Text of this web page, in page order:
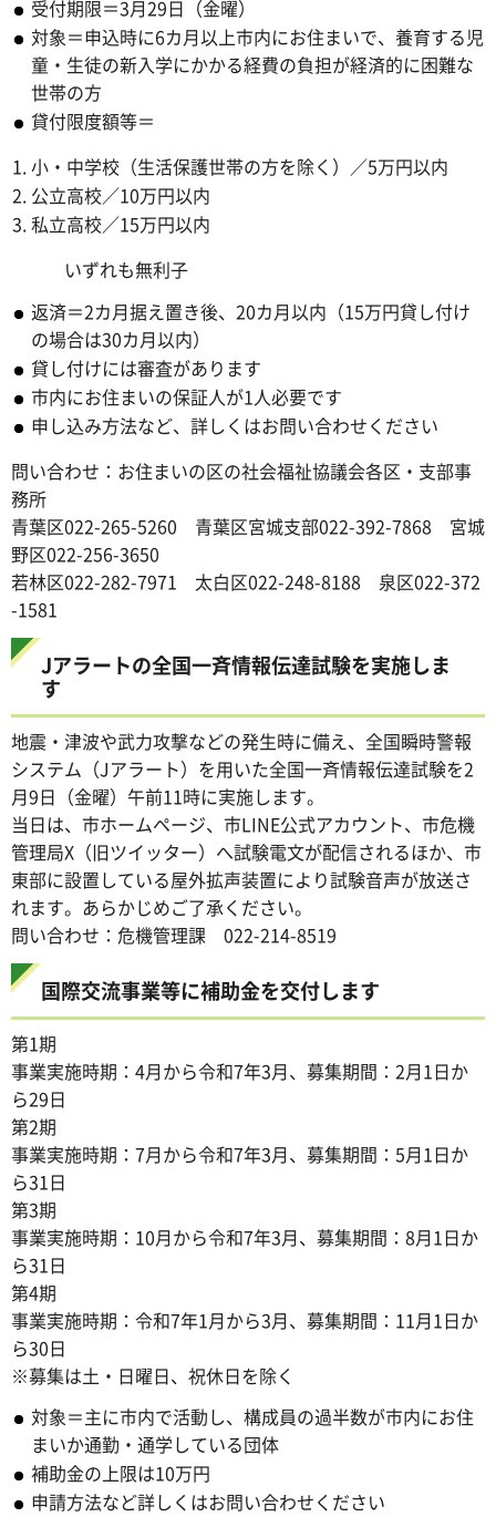
受付期限＝3月29日（金曜）
対象＝申込時に6カ月以上市内にお住まいで、養育する児
童・生徒の新入学にかかる経費の負担が経済的に困難な
世帯の方
貸付限度額等＝
小・中学校（生活保護世帯の方を除く）／5万円以内
公立高校／10万円以内
私立高校／15万円以内
いずれも無利子
返済＝2カ月据え置き後、20カ月以内（15万円貸し付け
の場合は30カ月以内）
貸し付けには審査があります
市内にお住まいの保証人が1人必要です
申し込み方法など、詳しくはお問い合わせください
問い合わせ：お住まいの区の社会福祉協議会各区・支部事
務所
青葉区022-265-5260 青葉区宮城支部022-392-7868 宮城
野区022-256-3650
若林区022-282-7971 太白区022-248-8188 泉区022-372
-1581
Jアラートの全国一斉情報伝達試験を実施しま
す
地震・津波や武力攻撃などの発生時に備え、全国瞬時警報
システム（Jアラート）を用いた全国一斉情報伝達試験を2
月9日（金曜）午前11時に実施します。
当日は、市ホームページ、市LINE公式アカウント、市危機
管理局X（旧ツイッター）へ試験電文が配信されるほか、市
東部に設置している屋外拡声装置により試験音声が放送さ
れます。あらかじめご了承ください。
問い合わせ：危機管理課 022-214-8519
国際交流事業等に補助金を交付します
第1期
事業実施時期：4月から令和7年3月、募集期間：2月1日か
ら29日
第2期
事業実施時期：7月から令和7年3月、募集期間：5月1日か
ら31日
第3期
事業実施時期：10月から令和7年3月、募集期間：8月1日か
ら31日
第4期
事業実施時期：令和7年1月から3月、募集期間：11月1日か
ら30日
※募集は土・日曜日、祝休日を除く
対象＝主に市内で活動し、構成員の過半数が市内にお住
まいか通勤・通学している団体
補助金の上限は10万円
申請方法など詳しくはお問い合わせください